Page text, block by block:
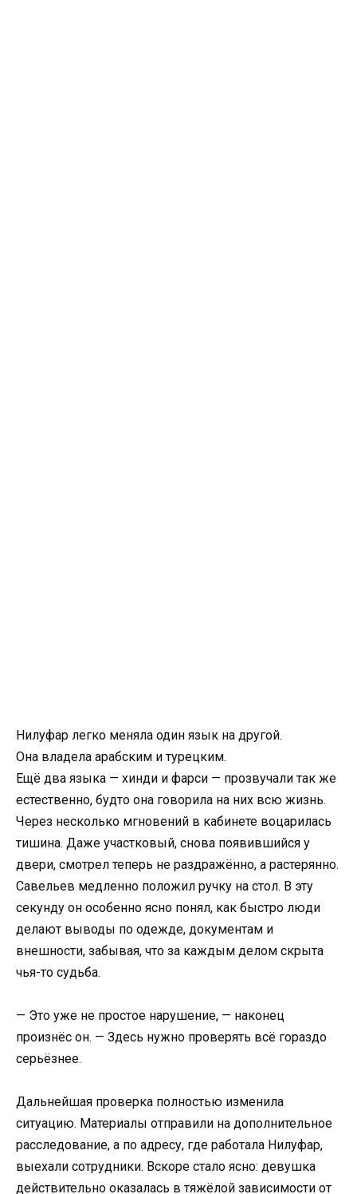
Нилуфар легко меняла один язык на другой.
Она владела арабским и турецким.
Ещё два языка — хинди и фарси — прозвучали так же
естественно, будто она говорила на них всю жизнь.
Через несколько мгновений в кабинете воцарилась
тишина. Даже участковый, снова появившийся у
двери, смотрел теперь не раздражённо, а растерянно.
Савельев медленно положил ручку на стол. В эту
секунду он особенно ясно понял, как быстро люди
делают выводы по одежде, документам и
внешности, забывая, что за каждым делом скрыта
чья-то судьба.
— Это уже не простое нарушение, — наконец
произнёс он. — Здесь нужно проверять всё гораздо
серьёзнее.
Дальнейшая проверка полностью изменила
ситуацию. Материалы отправили на дополнительное
расследование, а по адресу, где работала Нилуфар,
выехали сотрудники. Вскоре стало ясно: девушка
действительно оказалась в тяжёлой зависимости от